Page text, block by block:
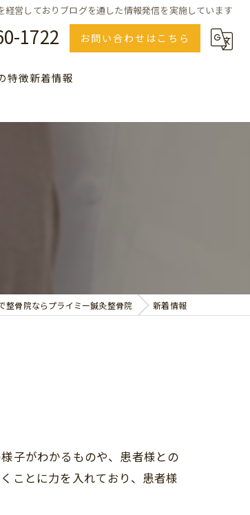
経営しておりブログを通した情報発信を実施しています
1722 お問い合わせはこちら
る質問の一覧
特徴新着情報
整骨院ならプライミー鍼灸整骨院 新着情報
子がわかるものや、患者様との
ことに力を入れており、患者様